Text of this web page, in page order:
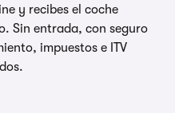
y recibes el coche
Sin entrada, con seguro
impuestos e ITV